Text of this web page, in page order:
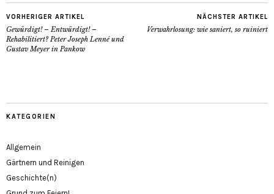
VORHERIGER ARTIKEL
Gewürdigt! – Entwürdigt! –
Rehabilitiert? Peter Joseph Lenné und
Gustav Meyer in Pankow
NÄCHSTER ARTIKEL
Verwahrlosung: wie saniert, so ruiniert
KATEGORIEN
Allgemein
Gärtnern und Reinigen
Geschichte(n)